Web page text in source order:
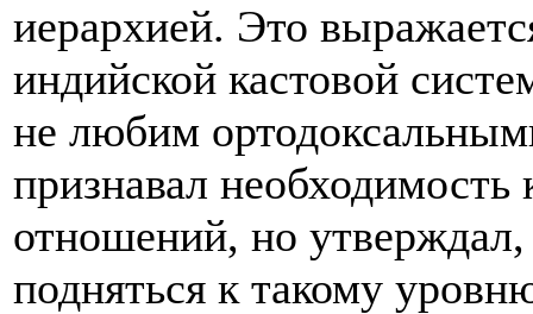
иерархией. Это
индийской кастовой
не любим
признавал необходимость
отношений, но
подняться к такому